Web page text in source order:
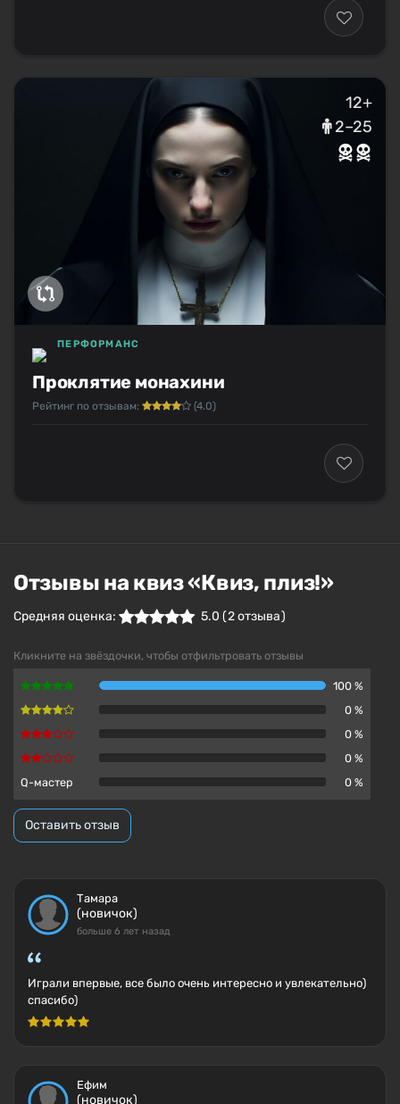
12+
2–25
Проклятие монахини
ПЕРФОРМАНС
Рейтинг по отзывам: (4.0)
Отзывы на квиз «Квиз, плиз!»
Средняя оценка: 5.0 (2отзыва )
Кликните на звёздочки, чтобы отфильтровать отзывы
100 %
0 %
0 %
0 %
Q-мастер
0 %
Оставить отзыв
Тамара
(новичок)
больше 6 лет назад
Играли впервые, все было очень интересно и увлекательно)
спасибо)
Ефим
(новичок)